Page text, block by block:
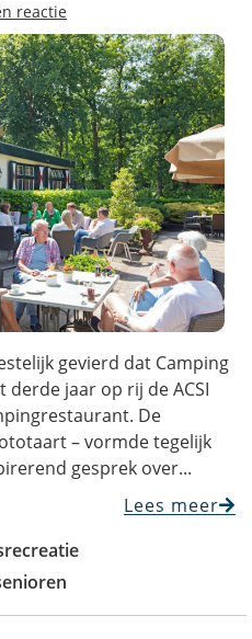
reactie
gevierd dat Camping
jaar op rij de ACSI
De
– vormde tegelijk
gesprek over...
Lees meer